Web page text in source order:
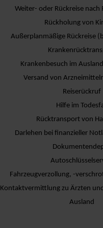
Weiter- oder Rückreise nach
Rückholung von
Außerplanmäßige Rückreise
Krankenbesuch im
Versand von
Reiserückruf
Hilfe im
Rücktransport von
Darlehen bei finanzieller
Fahrzeugverzollung, -
Kontaktvermittlung zu Ärzten
Ausland